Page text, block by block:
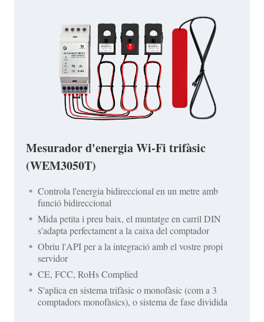
Mesurador d'energia Wi-Fi trifàsic
(WEM3050T)
Controla l'energia bidireccional en un metre amb
funció bidireccional
Mida petita i preu baix, el muntatge en carril DIN
s'adapta perfectament a la caixa del comptador
Obriu l'API per a la integració amb el vostre propi
servidor
CE, FCC, RoHs Complied
S'aplica en sistema trifàsic o monofàsic (com a 3
comptadors monofàsics), o sistema de fase dividida